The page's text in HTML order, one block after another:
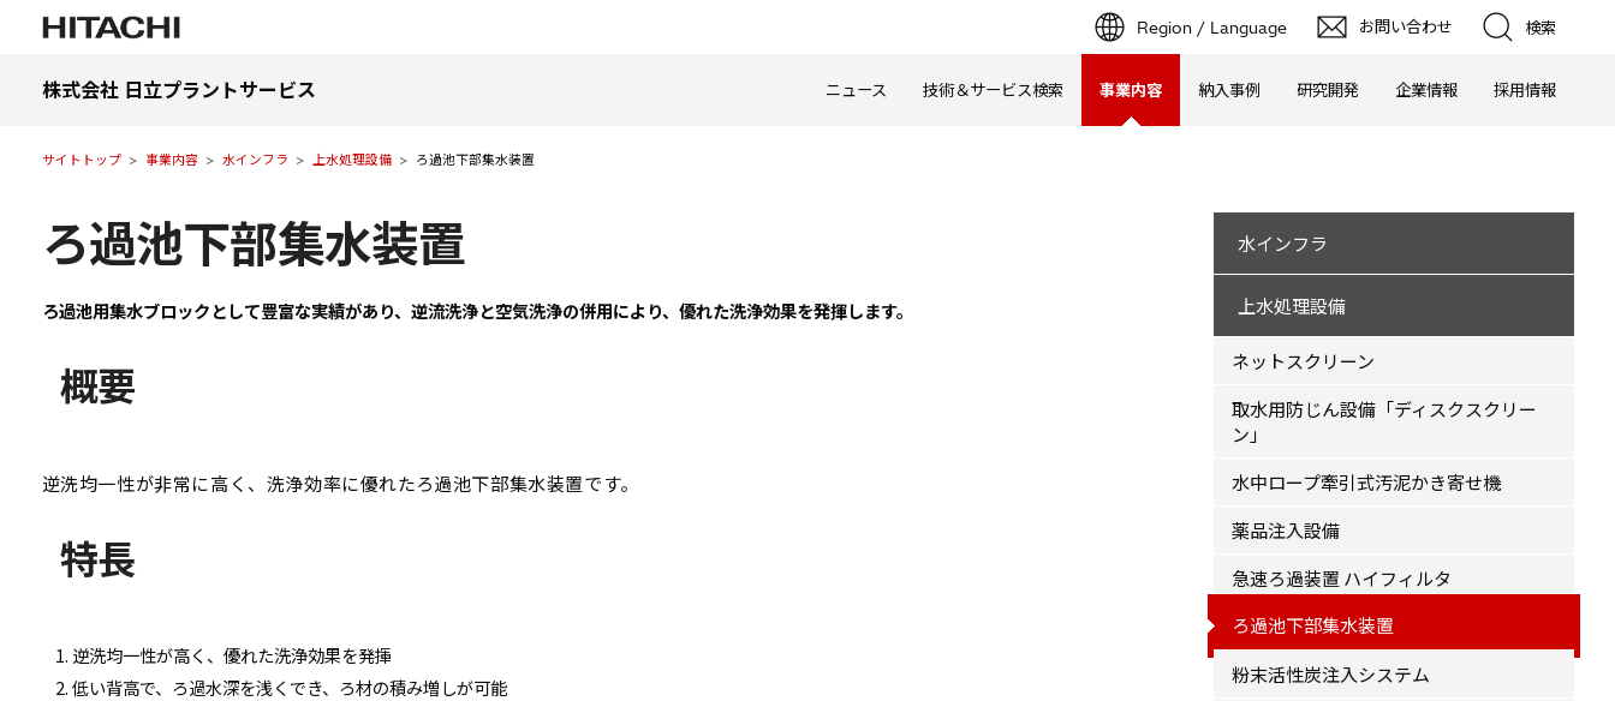
Region / Language お問い合わせ 検索
株式会社 日立プラントサービス ニュース 技術＆サービス検索 事業内容 納入事例 研究開発 企業情報 採用情報
サイトトップ 事業内容 水インフラ 上水処理設備 ろ過池下部集水装置
ろ過池下部集水装置
ろ過池用集水ブロックとして豊富な実績があり、逆流洗浄と空気洗浄の併用により、優れた洗浄効果を発揮します。
概要
逆洗均一性が非常に高く、洗浄効率に優れたろ過池下部集水装置です。
特長
逆洗均一性が高く、優れた洗浄効果を発揮
低い背高で、ろ過水深を浅くでき、ろ材の積み増しが可能
水インフラ
上水処理設備
ネットスクリーン
取水用防じん設備「ディスクスクリー
ン」
水中ロープ牽引式汚泥かき寄せ機
薬品注入設備
急速ろ過装置 ハイフィルタ
ろ過池下部集水装置
粉末活性炭注入システム